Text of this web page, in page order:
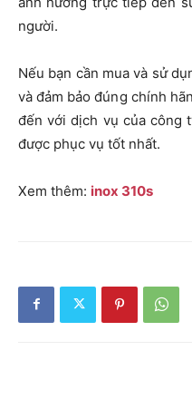
người.
Nếu bạn cần mua và sử
và đảm bảo đúng chính
đến với dịch vụ của công
được phục vụ tốt nhất.
Xem thêm: inox 310s